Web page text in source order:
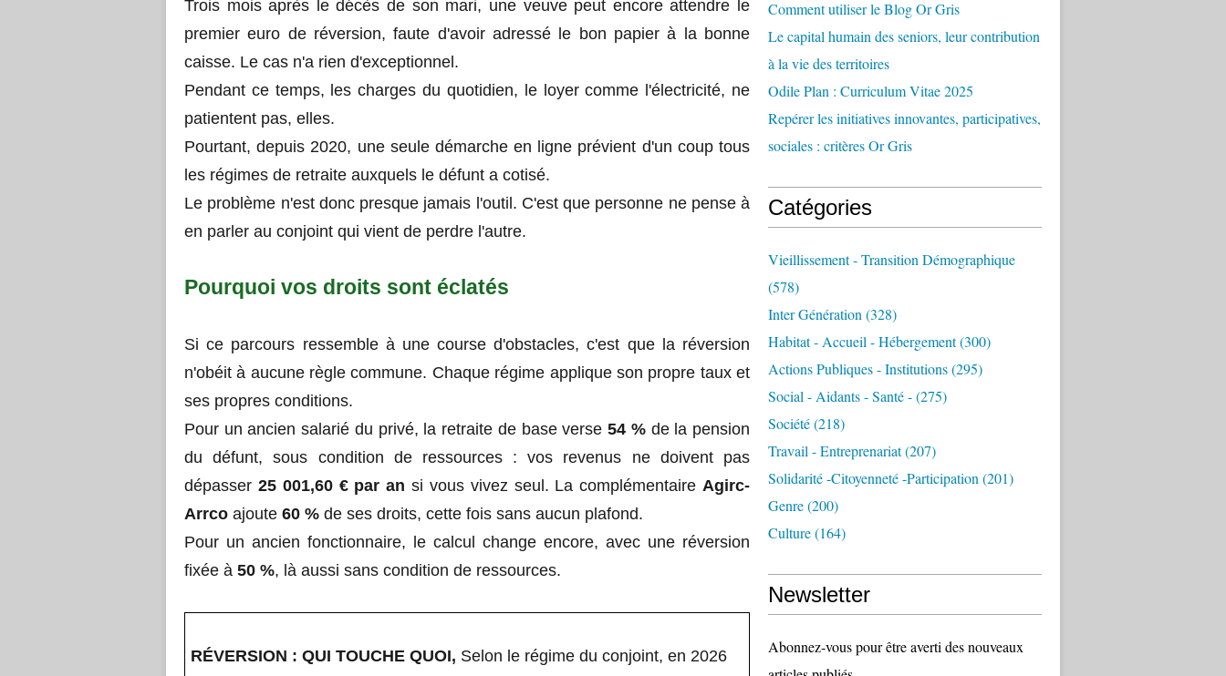
Trois mois après le décès de son mari, une veuve peut encore attendre le
premier euro de réversion, faute d'avoir adressé le bon papier à la bonne
caisse. Le cas n'a rien d'exceptionnel.
Pendant ce temps, les charges du quotidien, le loyer comme l'électricité, ne
patientent pas, elles.
Pourtant, depuis 2020, une seule démarche en ligne prévient d'un coup tous
les régimes de retraite auxquels le défunt a cotisé.
Le problème n'est donc presque jamais l'outil. C'est que personne ne pense à
en parler au conjoint qui vient de perdre l'autre.
Pourquoi vos droits sont éclatés
Si ce parcours ressemble à une course d'obstacles, c'est que la réversion
n'obéit à aucune règle commune. Chaque régime applique son propre taux et
ses propres conditions.
Pour un ancien salarié du privé, la retraite de base verse54 %de la pension
du défunt, sous condition de ressources : vos revenus ne doivent pas
dépasser 25 001,60 € par an si vous vivez seul. La complémentaireAgirc-
Arrco ajoute 60 % de ses droits, cette fois sans aucun plafond.
Pour un ancien fonctionnaire, le calcul change encore, avec une réversion
fixée à 50 %, là aussi sans condition de ressources.
RÉVERSION : QUI TOUCHE QUOI, Selon le régime du conjoint, en 2026
Comment utiliser le Blog Or Gris
Le capital humain des seniors, leur contribution
à la vie des territoires
Odile Plan : Curriculum Vitae 2025
Repérer les initiatives innovantes, participatives,
sociales : critères Or Gris
Catégories
Vieillissement - Transition Démographique
(578)
Inter Génération (328)
Habitat - Accueil - Hébergement(300)
Actions Publiques - Institutions(295)
Social - Aidants - Santé -(275)
Société(218)
Travail - Entreprenariat(207)
Solidarité -citoyenneté -participation (201)
Genre(200)
Culture(164)
Newsletter
Abonnez-vous pour être averti des nouveaux